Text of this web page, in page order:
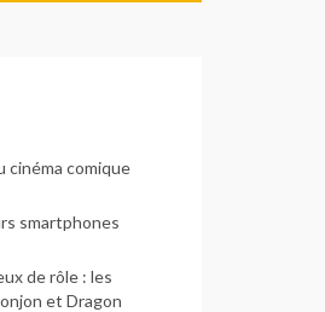
cinéma comique
smartphones
de rôle : les
et Dragon